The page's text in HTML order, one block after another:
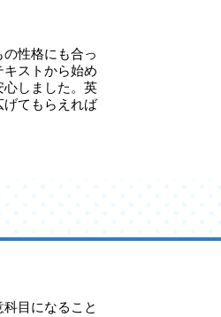
性格にも合っ
ストから始め
心しました。英
てもらえれば
科目になること